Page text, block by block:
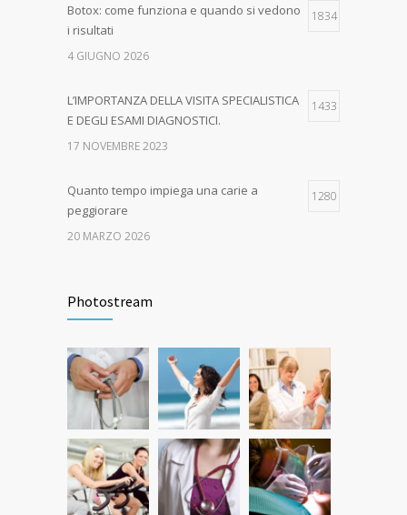
Botox: come funziona e quando si vedono
i risultati
1834
4 GIUGNO 2026
L’IMPORTANZA DELLA VISITA SPECIALISTICA
E DEGLI ESAMI DIAGNOSTICI.
1433
17 NOVEMBRE 2023
Quanto tempo impiega una carie a
peggiorare
1280
20 MARZO 2026
ottobre al 15 dicembre 2023
Quanto dura l’effetto del botox? 529
7 GIUGNO 2026
Photostream